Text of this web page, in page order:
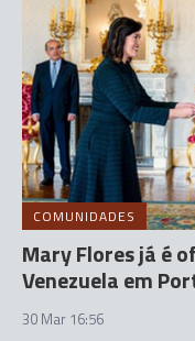
COMUNIDADES
Mary Flores já é
Venezuela em
30 Mar 16:56